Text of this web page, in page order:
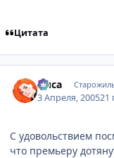
Цитата
Лиса
3 Апреля, 200521
С удовольствием
что премьеру